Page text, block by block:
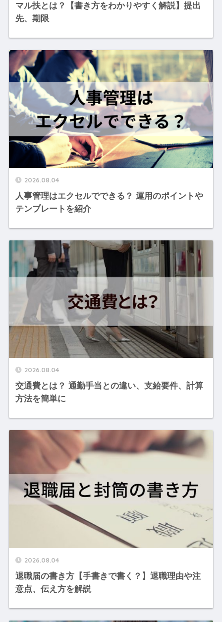
マル扶とは？【書き方をわかりやすく解説】提出
先、期限
2026.08.04
人事管理はエクセルでできる？ 運用のポイントや
テンプレートを紹介
2026.08.04
交通費とは？ 通勤手当との違い、支給要件、計算
方法を簡単に
2026.08.04
退職届の書き方【手書きで書く？】退職理由や注
意点、伝え方を解説